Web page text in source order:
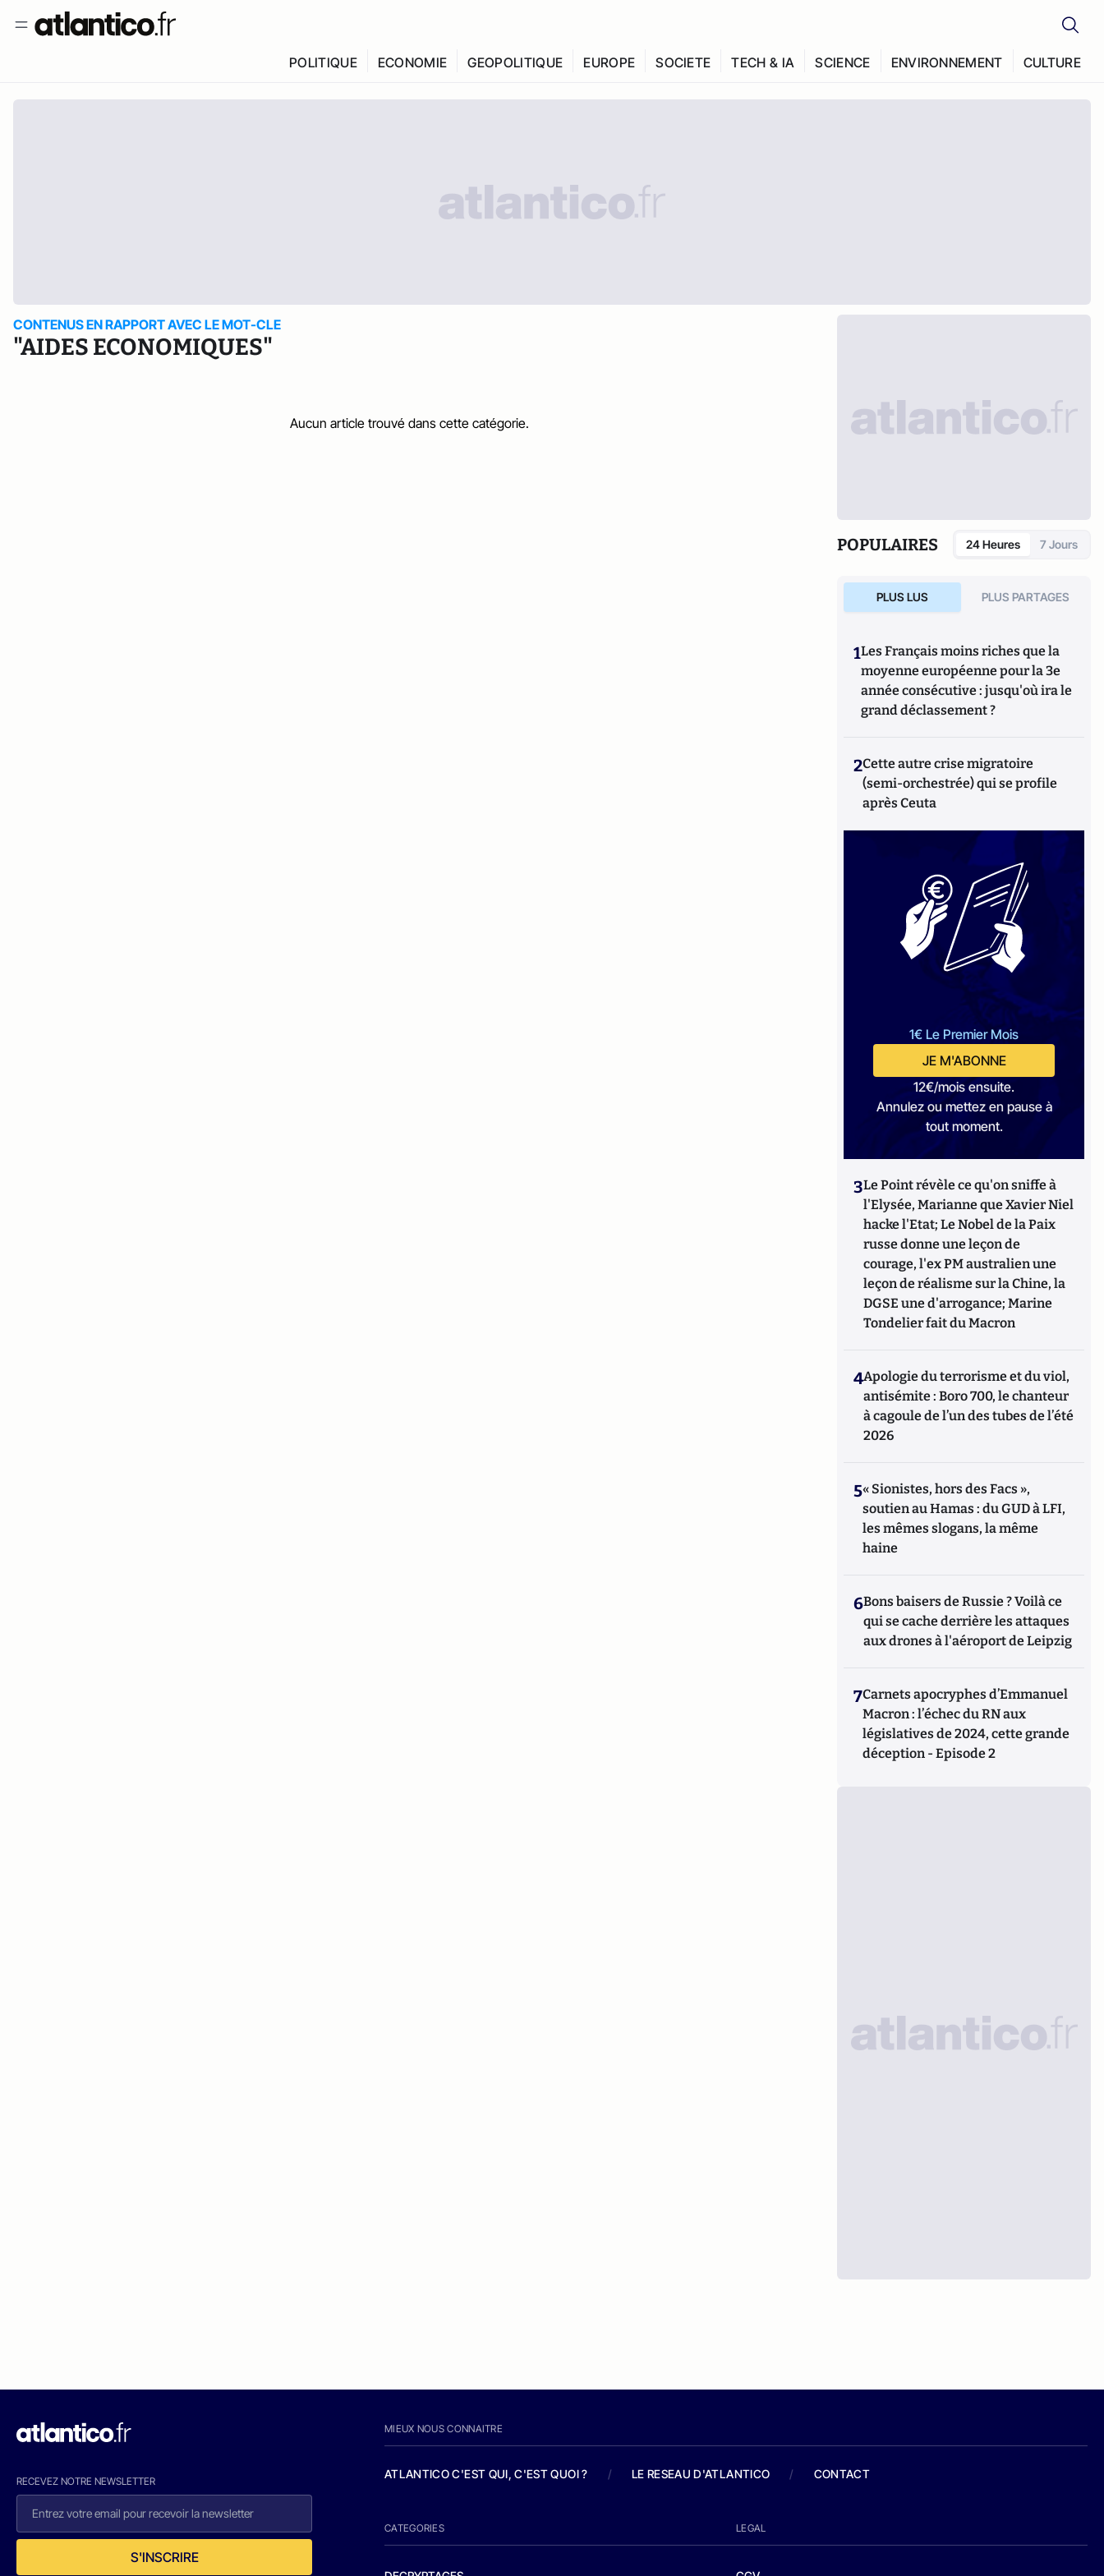
POLITIQUE ECONOMIE GEOPOLITIQUE EUROPE SOCIETE TECH & IA SCIENCE ENVIRONNEMENT CULTURE
CONTENUS EN RAPPORT AVEC LE MOT-CLE
"AIDES ECONOMIQUES"
Aucun article trouvé dans cette catégorie.
POPULAIRES 24 Heures 7 Jours
PLUS LUS PLUS PARTAGES
1Les Français moins riches que la
moyenne européenne pour la 3e
année consécutive : jusqu'où ira le
grand déclassement ?
2Cette autre crise migratoire
(semi-orchestrée) qui se profile
après Ceuta
1€ Le Premier Mois
JE M'ABONNE
12€/mois ensuite.
Annulez ou mettez en pause à
tout moment.
3Le Point révèle ce qu'on sniffe à
l'Elysée, Marianne que Xavier Niel
hacke l'Etat; Le Nobel de la Paix
russe donne une leçon de
courage, l'ex PM australien une
leçon de réalisme sur la Chine, la
DGSE une d'arrogance; Marine
Tondelier fait du Macron
4Apologie du terrorisme et du viol,
antisémite : Boro 700, le chanteur
à cagoule de l’un des tubes de l’été
2026
5« Sionistes, hors des Facs »,
soutien au Hamas : du GUD à LFI,
les mêmes slogans, la même
haine
6Bons baisers de Russie ? Voilà ce
qui se cache derrière les attaques
aux drones à l'aéroport de Leipzig
7Carnets apocryphes d’Emmanuel
Macron : l’échec du RN aux
législatives de 2024, cette grande
déception - Episode 2
RECEVEZ NOTRE NEWSLETTER
S'INSCRIRE
MIEUX NOUS CONNAITRE
ATLANTICO C'EST QUI, C'EST QUOI ? / LE RESEAU D'ATLANTICO / CONTACT
CATEGORIES LEGAL